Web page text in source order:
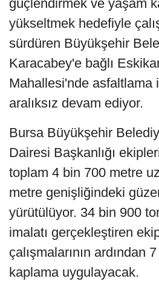
güçlendirmek ve yaşam
yükseltmek hedefiyle
sürdüren Büyükşehir
Karacabey'e bağlı
Mahallesi'nde asfaltlama
aralıksız devam ediyor.
Bursa Büyükşehir
Dairesi Başkanlığı
toplam 4 bin 700 metre
metre genişliğindeki
yürütülüyor. 34 bin 900
imalatı gerçekleştiren
çalışmalarının ardından
kaplama uygulayacak.